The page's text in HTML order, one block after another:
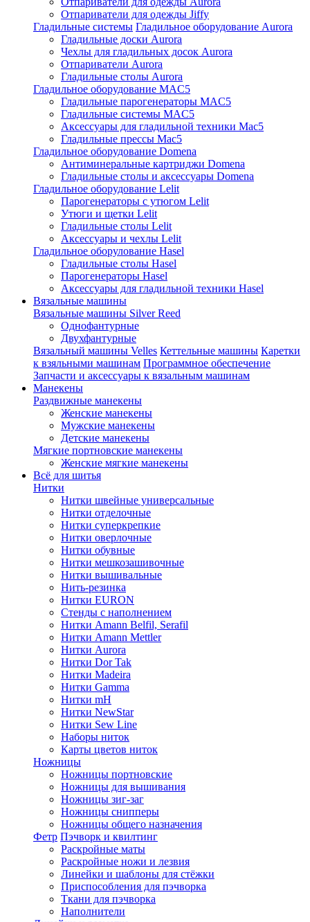
Отпариватели для одежды Jiffy
Гладильные системы Гладильное оборудование Aurora
Гладильные доски Aurora
Чехлы для гладильных досок Aurora
Отпариватели Aurora
Гладильные столы Aurora
Гладильное оборудование MAC5
Гладильные парогенераторы MAC5
Гладильные системы MAC5
Аксессуары для гладильной техники Mac5
Гладильные прессы Mac5
Гладильное оборудование Domena
Антиминеральные картриджи Domena
Гладильные столы и аксессуары Domena
Гладильное оборудование Lelit
Парогенераторы с утюгом Lelit
Утюги и щетки Lelit
Гладильные столы Lelit
Аксессуары и чехлы Lelit
Гладильное оборулование Hasel
Гладильные столы Hasel
Парогенераторы Hasel
Аксессуары для гладильной техники Hasel
Вязальные машины
Вязальные машины Silver Reed
Однофантурные
Двухфантурные
Вязальный машины Velles Кеттельные машины Каретки
к взяльными машинам Программное обеспечение
Запчасти и аксессуары к вязальным машинам
Манекены
Раздвижные манекены
Женские манекены
Мужские манекены
Детские манекены
Мягкие портновские манекены
Женские мягкие манекены
Всё для шитья
Нитки
Нитки швейные универсальные
Нитки отделочные
Нитки суперкрепкие
Нитки оверлочные
Нитки обувные
Нитки мешкозашивочные
Нитки вышивальные
Нить-резинка
Нитки EURON
Стенды с наполнением
Нитки Amann Belfil, Serafil
Нитки Amann Mettler
Нитки Aurora
Нитки Dor Tak
Нитки Madeira
Нитки Gamma
Нитки mH
Нитки NewStar
Нитки Sew Line
Наборы ниток
Карты цветов ниток
Ножницы
Ножницы портновские
Ножницы для вышивания
Ножницы зиг-заг
Ножницы снипперы
Ножницы общего назначения
Фетр Пэчворк и квилтинг
Раскройные маты
Раскройные ножи и лезвия
Линейки и шаблоны для стёжки
Приспособления для пэчворка
Ткани для пэчворка
Наполнители